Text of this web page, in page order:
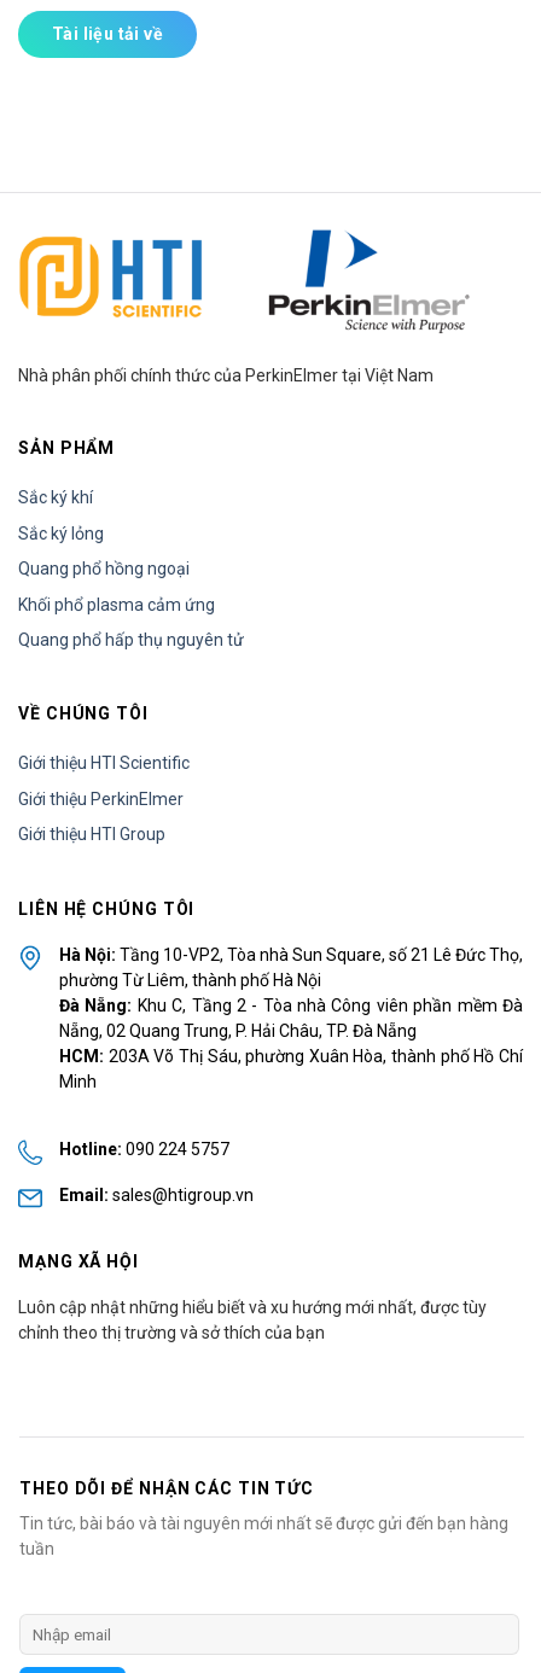
Tài liệu tải về
Nhà phân phối chính thức của PerkinElmer tại Việt Nam
SẢN PHẨM
Sắc ký khí
Sắc ký lỏng
Quang phổ hồng ngoại
Khối phổ plasma cảm ứng
Quang phổ hấp thụ nguyên tử
VỀ CHÚNG TÔI
Giới thiệu HTI Scientific
Giới thiệu PerkinElmer
Giới thiệu HTI Group
LIÊN HỆ CHÚNG TÔI
Hà Nội: Tầng 10-VP2, Tòa nhà Sun Square, số 21 Lê Đức Thọ,
phường Từ Liêm, thành phố Hà Nội
Đà Nẵng: Khu C, Tầng 2 - Tòa nhà Công viên phần mềm Đà
Nẵng, 02 Quang Trung, P. Hải Châu, TP. Đà Nẵng
HCM: 203A Võ Thị Sáu, phường Xuân Hòa, thành phố Hồ Chí
Minh
Hotline: 090 224 5757
Email: sales@htigroup.vn
MẠNG XÃ HỘI
Luôn cập nhật những hiểu biết và xu hướng mới nhất, được tùy
chỉnh theo thị trường và sở thích của bạn
THEO DÕI ĐỂ NHẬN CÁC TIN TỨC
Tin tức, bài báo và tài nguyên mới nhất sẽ được gửi đến bạn hàng
tuần